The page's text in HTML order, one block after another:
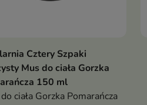
Dodaj do koszyka
Cztery Szpaki
Mus do ciała Gorzka
150 ml
ciała Gorzka Pomarańcza